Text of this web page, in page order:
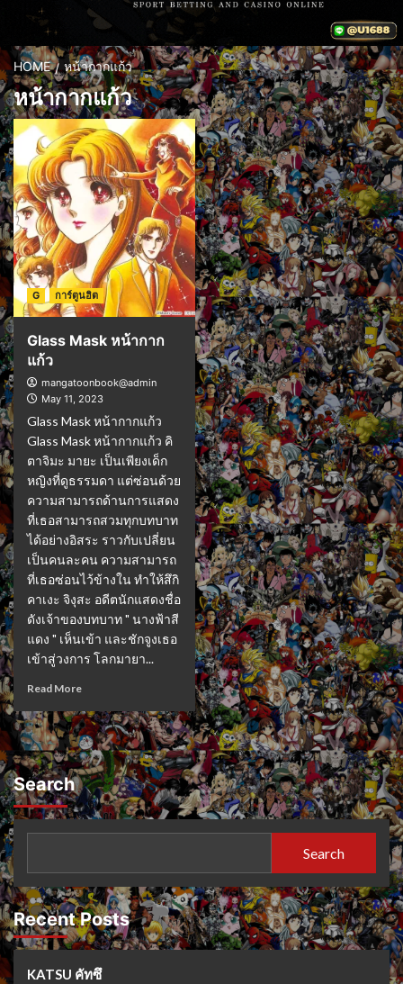
HOME หน้ากากแก้ว
หน้ากากแก้ว
G การ์ตูนฮิต
Glass Mask หน้ากาก
แก้ว
mangatoonbook@admin
May 11, 2023
Glass Mask หน้ากากแก้ว
Glass Mask หน้ากากแก้ว คิ
ตาจิมะ มายะ เป็นเพียงเด็ก
หญิงที่ดูธรรมดา แต่ซ่อนด้วย
ความสามารถด้านการแสดง
ที่เธอสามารถสวมทุกบทบาท
ได้อย่างอิสระ ราวกับเปลี่ยน
เป็นคนละคน ความสามารถ
ที่เธอซ่อนไว้ข้างใน ทำให้สึกิ
คาเงะ จิงุสะ อดีตนักแสดงชื่อ
ดังเจ้าของบทบาท " นางฟ้าสี
แดง " เห็นเข้า และชักจูงเธอ
เข้าสู่วงการ โลกมายา...
Read More
Search
Search
Recent Posts
KATSU คัทซึ